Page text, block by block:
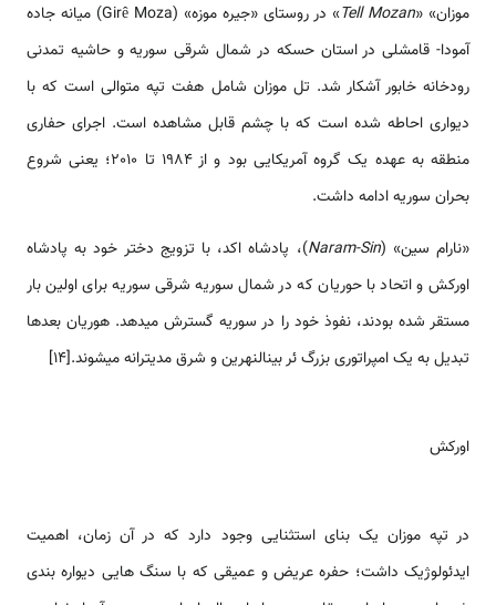
موزان» «Tell Mozan
» در روستای «جیره موزه» (Girê Moza) میانه جاده
آمودا- قامشلی در استان حسکه در شمال شرقی سوریه و حاشیه تمدنی
رودخانه خابور آشکار شد. تل موزان شامل هفت تپه متوالی است که با
دیواری احاطه شده است که با چشم قابل مشاهده است. اجرای حفاری
منطقه به عهده یک گروه آمریکایی بود و از 1984 تا 2010؛ یعنی شروع
بحران سوریه ادامه داشت.
«نارام سین» (Naram-Sin)، پادشاه اکد، با تزویج دختر خود به پادشاه
اورکش و اتحاد با حوریان که در شمال سوریه شرقی سوریه برای اولین بار
مستقر شده بودند، نفوذ خود را در سوریه گسترش می­دهد. هوریان بعدها
تبدیل به یک امپراتوری بزرگ ئر بین­النهرین و شرق مدیترانه می­شوند.[14]
اورکش
در تپه موزان یک بنای استثنایی وجود دارد که در آن زمان، اهمیت
ایدئولوژیک داشت؛ حفره عریض و عمیقی که با سنگ هایی دیواره بندی